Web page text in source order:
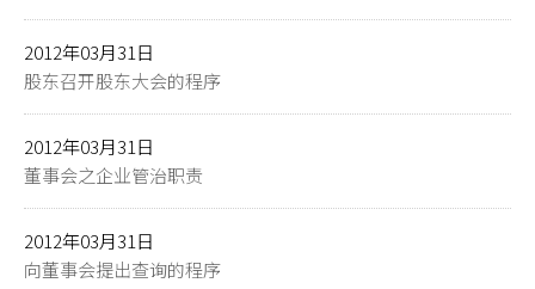
2012年03月31日
股东召开股东大会的程序
2012年03月31日
董事会之企业管治职责
2012年03月31日
向董事会提出查询的程序